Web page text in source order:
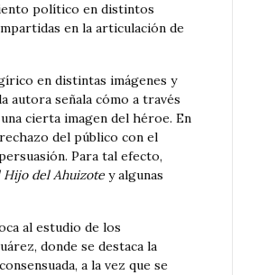
político en distintos
en la articulación de
en distintas imágenes y
autora señala cómo a través
cierta imagen del héroe. En
del público con el
Para tal efecto,
Hijo del Ahuizote y algunas
al estudio de los
donde se destaca la
a la vez que se